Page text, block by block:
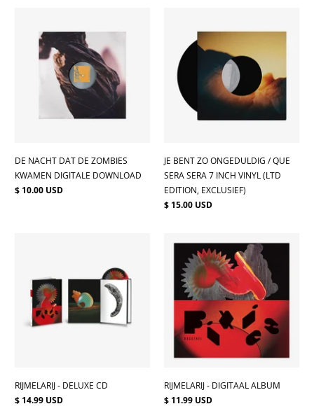
DE NACHT DAT DE ZOMBIES
KWAMEN DIGITALE DOWNLOAD
$ 10.00 USD
JE BENT ZO ONGEDULDIG / QUE
SERA SERA 7 INCH VINYL (LTD
EDITION, EXCLUSIEF)
$ 15.00 USD
RIJMELARIJ - DELUXE CD
$ 14.99 USD
RIJMELARIJ - DIGITAAL ALBUM
$ 11.99 USD